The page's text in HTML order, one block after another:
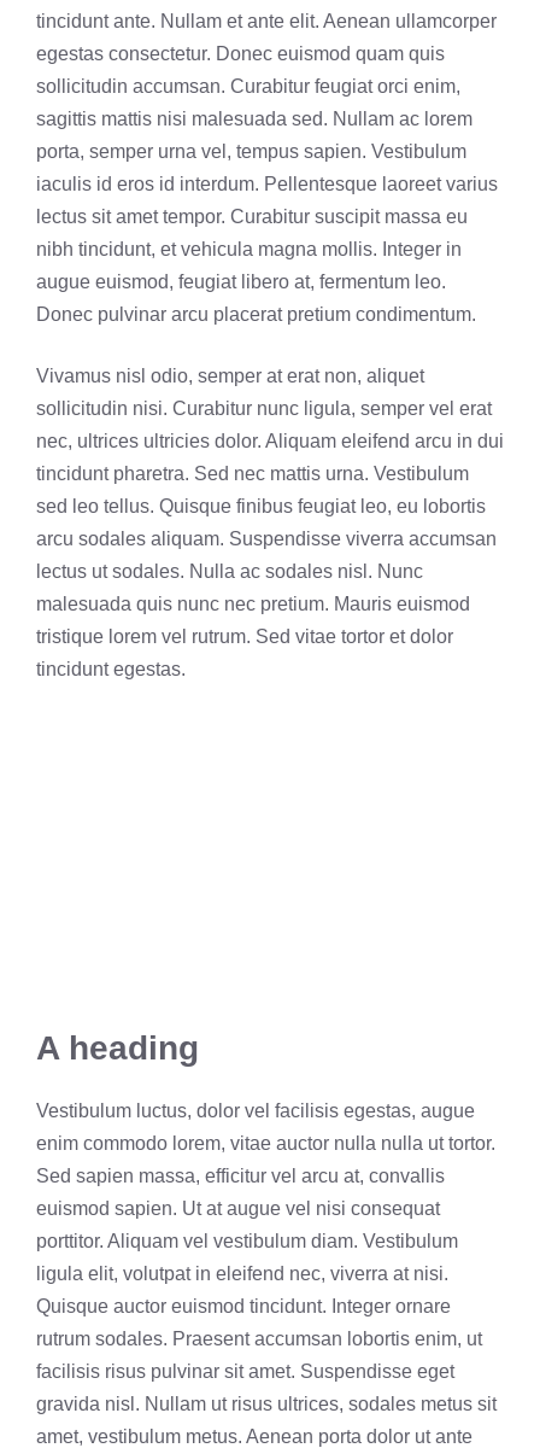
tincidunt ante. Nullam et ante elit. Aenean ullamcorper
egestas consectetur. Donec euismod quam quis
sollicitudin accumsan. Curabitur feugiat orci enim,
sagittis mattis nisi malesuada sed. Nullam ac lorem
porta, semper urna vel, tempus sapien. Vestibulum
iaculis id eros id interdum. Pellentesque laoreet varius
lectus sit amet tempor. Curabitur suscipit massa eu
nibh tincidunt, et vehicula magna mollis. Integer in
augue euismod, feugiat libero at, fermentum leo.
Donec pulvinar arcu placerat pretium condimentum.
Vivamus nisl odio, semper at erat non, aliquet
sollicitudin nisi. Curabitur nunc ligula, semper vel erat
nec, ultrices ultricies dolor. Aliquam eleifend arcu in dui
tincidunt pharetra. Sed nec mattis urna. Vestibulum
sed leo tellus. Quisque finibus feugiat leo, eu lobortis
arcu sodales aliquam. Suspendisse viverra accumsan
lectus ut sodales. Nulla ac sodales nisl. Nunc
malesuada quis nunc nec pretium. Mauris euismod
tristique lorem vel rutrum. Sed vitae tortor et dolor
tincidunt egestas.
A heading
Vestibulum luctus, dolor vel facilisis egestas, augue
enim commodo lorem, vitae auctor nulla nulla ut tortor.
Sed sapien massa, efficitur vel arcu at, convallis
euismod sapien. Ut at augue vel nisi consequat
porttitor. Aliquam vel vestibulum diam. Vestibulum
ligula elit, volutpat in eleifend nec, viverra at nisi.
Quisque auctor euismod tincidunt. Integer ornare
rutrum sodales. Praesent accumsan lobortis enim, ut
facilisis risus pulvinar sit amet. Suspendisse eget
gravida nisl. Nullam ut risus ultrices, sodales metus sit
amet, vestibulum metus. Aenean porta dolor ut ante